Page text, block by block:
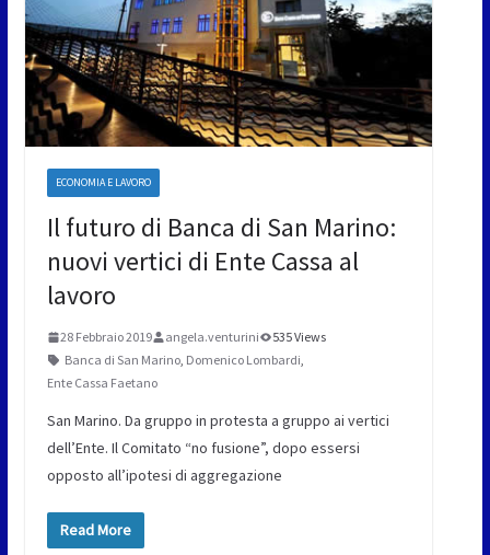
ECONOMIA E LAVORO
Il futuro di Banca di San Marino:
nuovi vertici di Ente Cassa al
lavoro
28 Febbraio 2019 angela.venturini
535 Views
Banca di San Marino, Domenico Lombardi,
Ente Cassa Faetano
San Marino. Da gruppo in protesta a gruppo ai vertici
dell’Ente. Il Comitato “no fusione”, dopo essersi
opposto all’ipotesi di aggregazione
Read More